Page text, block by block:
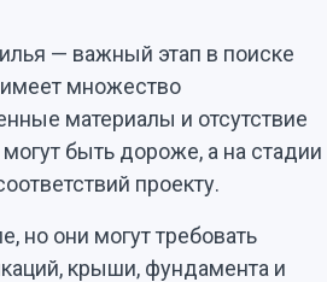
— важный этап в поиске
множество
материалы и отсутствие
быть дороже, а на стадии
проекту.
но они могут требовать
крыши, фундамента и